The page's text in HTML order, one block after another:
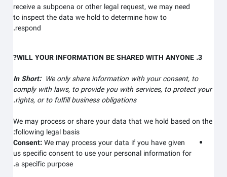
receive a subpoena or other legal request, we may need
to inspect the data we hold to determine how to
respond.
In Short:We only share information with your consent, to
comply with laws, to provide you with services, to protect your
rights, or to fulfill business obligations.
We may process or share your data that we hold based on the
following legal basis:
Consent:We may process your data if you have given
us specific consent to use your personal information for
a specific purpose.